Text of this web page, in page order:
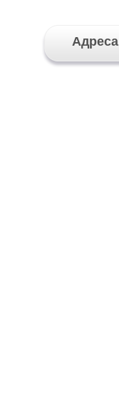
Адреса